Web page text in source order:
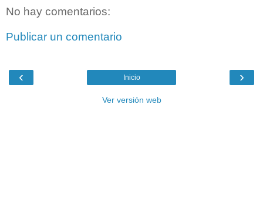
No hay comentarios:
Publicar un comentario
‹ ›
Inicio
Ver versión web